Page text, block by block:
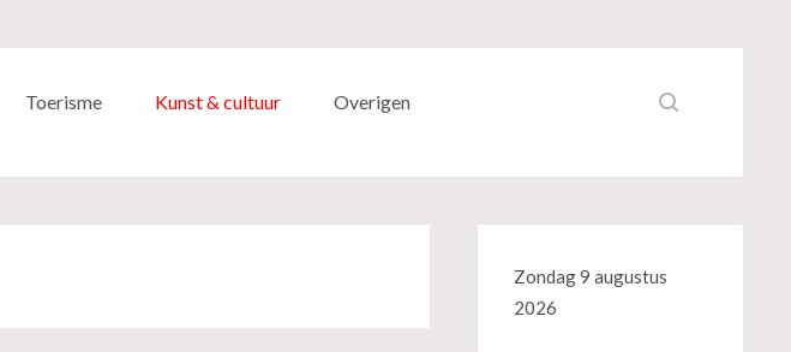
Toerisme Kunst & cultuur Overigen
Zondag 9 augustus
2026